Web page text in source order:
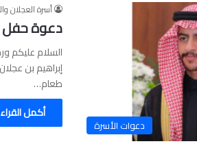
دعوات الأسرة
أسرة العجلان
دعوة حفل
السلام عليكم
إبراهيم بن
طعام…
أكمل